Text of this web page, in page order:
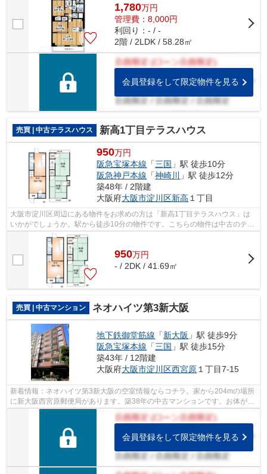
1,780万円
管理費：8,000円
利回り：- / -
2階 / 2LDK / 58.28㎡
会員登録をして限定物件を見る
売買 | 中古テラスハウス 新高1丁目テラスハウス
950万円
阪急宝塚本線 「三国 」駅 徒歩10分
阪急神戸本線 「神崎川
」駅 徒歩12分
築48年 / 2階建
大阪府大阪市淀川区新高 １丁目
大阪市淀川区周辺にある物件をお求めの方は「新高1丁目テラスハウス」は
いかがでしょうか。駅から徒歩10分の物件です。こちらの物件は中古のテラ
スハウスです。ライフサービスは、一戸...
950万円
- / 2DK / 41.69㎡
売買 | 中古マンション ネオハイツ第3新大阪
地下鉄御堂筋線 「新大阪 」駅 徒歩9分
阪急宝塚本線 「三国 」駅 徒歩15分
築43年 / 12階建
大阪府大阪市淀川区西宮原 １丁目7-15
新着情報：ネオハイツ第3新大阪の空室情報ならコチラ。家から204mの場所
に新大阪西宮原郵便局があります。築38年の中古マンションです。お体が不
自由な方でも、エレベーター付きの物件...
会員登録をして限定物件を見る